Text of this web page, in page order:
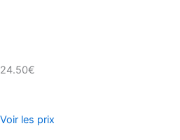
24.50€
Voir les prix